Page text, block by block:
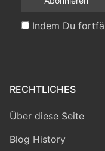
Indem Du
RECHTLICHES
Über diese Seite
Blog History